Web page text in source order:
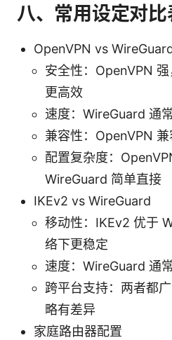
八、常用设定对比
OpenVPN vs
安全性：OpenVPN
更高效
速度：WireGuard 通
兼容性：OpenVPN
配置复杂度：
WireGuard 简单直接
IKEv2 vs WireGuard
移动性：IKEv2 优于
络下更稳定
速度：WireGuard 通
跨平台支持：两者都
略有差异
家庭路由器配置